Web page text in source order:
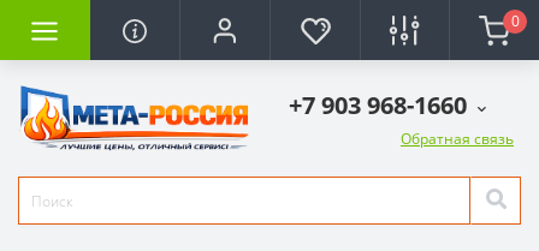
0
+7 903 968-1660
Обратная связь